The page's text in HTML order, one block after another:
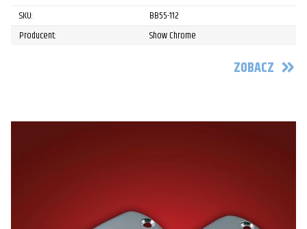
SKU:
BB55-112
Producent:
Show Chrome
ZOBACZ